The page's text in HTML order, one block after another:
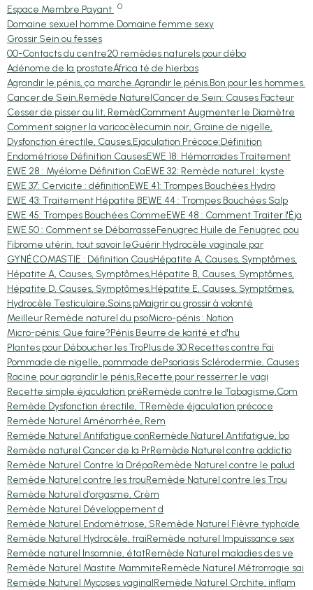
Espace Membre Payant 0
Domaine sexuel homme.Domaine femme sexy
Grossir Sein ou fesses
00-Contacts du centre20 remèdes naturels pour débo
Adénome de la prostateÁfrica té de hierbas
Agrandir le pénis, ça marche.Agrandir le pénis.Bon pour les hommes.
Cancer de Sein,Remède NaturelCancer de Sein: Causes Facteur
Cesser de pisser au lit, RemèdComment Augmenter le Diamètre
Comment soigner la varicocèlecumin noir, Graine de nigelle,
Dysfonction érectile, Causes,Ejaculation Précoce:Définition
Endométriose Définition CausesEWE 18: Hémorroïdes Traitement
EWE 28 : Myélome Définition CaEWE 32: Remède naturel : kyste
EWE 37: Cervicite : définitionEWE 41: Trompes Bouchées Hydro
EWE 43: Traitement Hépatite BEWE 44 : Trompes Bouchées Salp
EWE 45: Trompes Bouchées CommeEWE 48 : Comment Traiter l'Éja
EWE 50 : Comment se DébarrasseFenugrec Huile de Fenugrec pou
Fibrome utérin, tout savoir leGuérir Hydrocèle vaginale par
GYNÉCOMASTIE : Définition CausHépatite A, Causes, Symptômes,
Hépatite A, Causes, Symptômes,Hépatite B, Causes, Symptômes,
Hépatite D, Causes, Symptômes,Hépatite E, Causes, Symptômes,
Hydrocèle Testiculaire,Soins pMaigrir ou grossir à volonté
Meilleur Remède naturel du psoMicro-pénis : Notion
Micro-pénis: Que faire?Pénis Beurre de karité et d'hu
Plantes pour Déboucher les TroPlus de 30 Recettes contre Fai
Pommade de nigelle, pommade dePsoriasis Sclérodermie, Causes
Racine pour agrandir le pénis,Recette pour resserrer le vagi
Recette simple éjaculation préRemède contre le Tabagisme,Com
Remède Dysfonction érectile, TRemède éjaculation précoce
Remède Naturel Aménorrhée, Rem
Remède Naturel Antifatigue conRemède Naturel Antifatigue, bo
Remède naturel Cancer de la PrRemède Naturel contre addictio
Remède Naturel Contre la DrépaRemède Naturel contre le palud
Remède Naturel contre les trouRemède Naturel contre les Trou
Remède Naturel d'orgasme, Crèm
Remède Naturel Développement d
Remède Naturel Endométriose, SRemède Naturel Fièvre typhoïde
Remède Naturel Hydrocèle, traiRemède naturel Impuissance sex
Remède naturel Insomnie, étatRemède Naturel maladies des ve
Remède Naturel Mastite MammiteRemède Naturel Métrorragie sai
Remède Naturel Mycoses vaginalRemède Naturel Orchite, inflam